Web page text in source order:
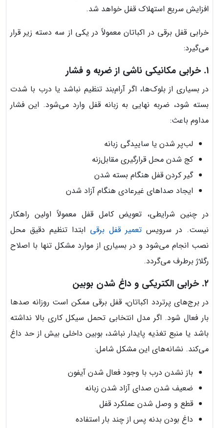
افزایش سریع استهلاک قفل خواهد شد.
خرابی قفل برقی در اکباتان معمولاً در یکی از سه دسته زیر قرار
می‌گیرد:
۱. خرابی مکانیکی ناشی از ضربه و فشار
در بسیاری از بلوک‌ها، اگر آرام‌بند تنظیم نباشد یا درب با شدت
بسته شود، ضربه نهایی به زبانه قفل وارد می‌شود. این فشار
مداوم باعث:
لب‌پر شدن یا ساییدگی زبانه
کج شدن محل قرارگیری مقابل‌زنه
گیر کردن قفل هنگام بسته شدن
ایجاد صداهای غیرعادی هنگام آزاد شدن
در چنین شرایطی، تعویض کامل قفل معمولاً اولین راهکار
نیست. در سرویس تعمیر قفل برقی ابتدا تنظیم دقیق محل
نصب انجام می‌شود و در بسیاری از موارد مشکل تنها با اصلاح
رگلاژ برطرف می‌گردد.
۲. خرابی الکتریکی و داغ شدن بوبین
در برج‌های پرتردد اکباتان، قفل برقی ممکن است روزانه صدها
بار فعال شود. اگر مدل انتخابی تحمل سیکل کاری بالا نداشته
باشد یا منبع تغذیه پایدار نباشد، بوبین داخلی بیش از حد داغ
می‌کند. نشانه‌های این مشکل شامل:
باز نشدن درب با وجود فعال شدن آیفون
ضعیف شدن صدای آزاد شدن زبانه
قطع و وصل شدن عملکرد قفل
داغ بودن بدنه پس از چند بار استفاده